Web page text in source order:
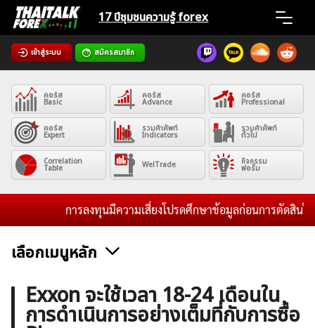
Skip
content
17 ปีชุมชนความรู้ forex
เข้าสู่ระบบ สมัครสมาชิก
Home
News
Articles
VPS Register
ค้นหา
สำหรับ:
คอร์ส
Basic
คอร์ส
Advance
คอร์ส
Professional
คอร์ส
Expert
รวมคำศัพท์
Indicators
รวมคำศัพท์
ทั่วไป
Correlation
Table WelTrade กิจกรรม
ฟอรั่ม
การลงทุนมีความเสี่ยงโปรดศึกษาข้อมูลก่อนการตัดสินใจล
เลือกเมนูหลัก
ข่าวฟอเร็กซ์และสกุลเงิน คริปโตเคอร์เรนซี
ฟรีซิกแนล รายวัน
บทวิเคราะห์
เศรษฐกิจทั่วไป ดัชนี-หุ้น
พันธบัตร
Exxon จะใช้เวลา 18-24 เดือนใน
การดำเนินการอย่างเต็มที่กับการซื้อ